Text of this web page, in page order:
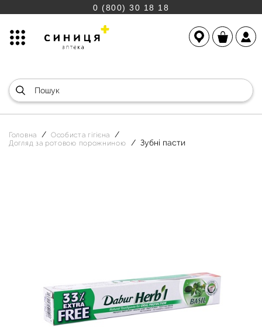
0 (800) 30 18 18
Головна
Особиста гігієна
Догляд за ротовою порожниною
Зубні пасти